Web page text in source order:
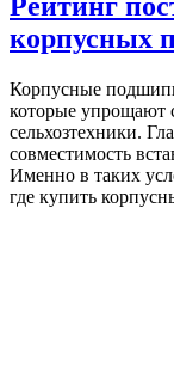
корпусных
Корпусные
которые упрощают
сельхозтехники.
совместимость
Именно в таких
где купить